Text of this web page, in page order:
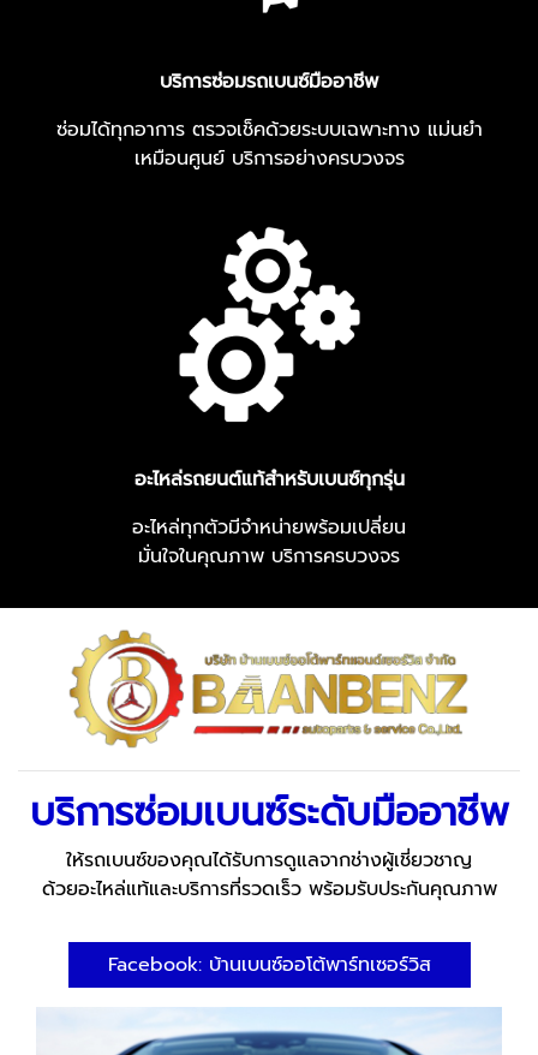
บริการซ่อมรถเบนซ์มืออาชีพ
ซ่อมได้ทุกอาการ ตรวจเช็คด้วยระบบเฉพาะทาง แม่นยำ
เหมือนศูนย์ บริการอย่างครบวงจร
อะไหล่รถยนต์แท้สำหรับเบนซ์ทุกรุ่น
อะไหล่ทุกตัวมีจำหน่ายพร้อมเปลี่ยน
มั่นใจในคุณภาพ บริการครบวงจร
บริการซ่อมเบนซ์ระดับมืออาชีพ
ให้รถเบนซ์ของคุณได้รับการดูแลจากช่างผู้เชี่ยวชาญ
ด้วยอะไหล่แท้และบริการที่รวดเร็ว พร้อมรับประกันคุณภาพ
Facebook: บ้านเบนซ์ออโต้พาร์ทเซอร์วิส